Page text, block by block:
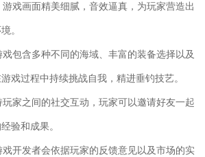
戏画面精美细腻，音效逼真，为玩家营造出
。
包含多种不同的海域、丰富的装备选择以及
戏过程中持续挑战自我，精进垂钓技艺。
家之间的社交互动，玩家可以邀请好友一起
验和成果。
开发者会依据玩家的反馈意见以及市场的实